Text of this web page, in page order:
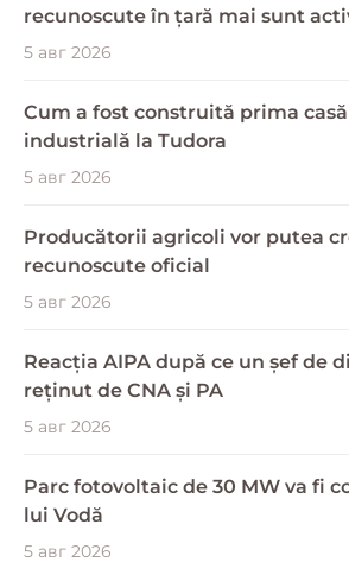
recunoscute în țară mai sunt
5 авг 2026
Cum a fost construită prima
industrială la Tudora
5 авг 2026
Producătorii agricoli vor putea
recunoscute oficial
5 авг 2026
Reacția AIPA după ce un șef de
reținut de CNA și PA
5 авг 2026
Parc fotovoltaic de 30 MW va fi
lui Vodă
5 авг 2026